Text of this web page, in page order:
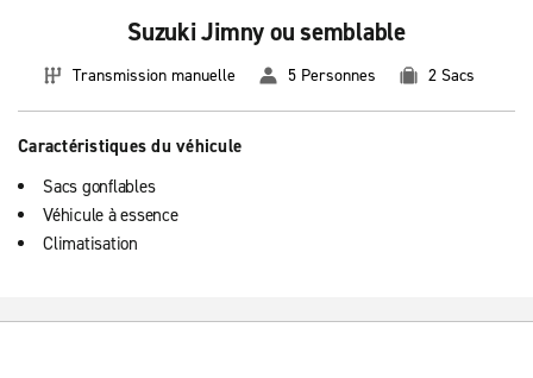
Suzuki Jimny ou semblable
Transmission manuelle 5 Personnes 2 Sacs
Caractéristiques du véhicule
Sacs gonflables
Véhicule à essence
Climatisation